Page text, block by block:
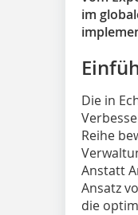
im
Die in
Reihe
Anstatt
Ansatz
die